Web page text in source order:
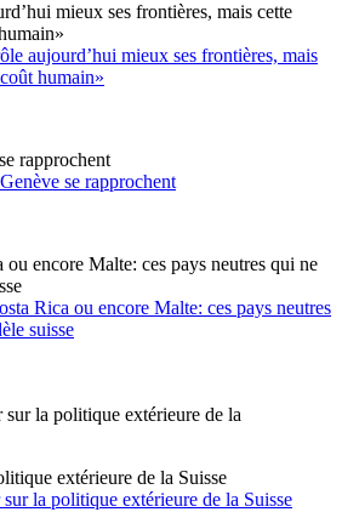
mieux ses frontières, mais cette
aujourd’hui mieux ses frontières, mais
humain»
rapprochent
se rapprochent
encore Malte: ces pays neutres qui ne
Rica ou encore Malte: ces pays neutres
suisse
extérieure de la Suisse
la politique extérieure de la Suisse